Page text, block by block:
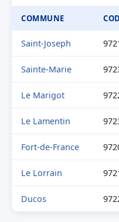
COMMUNE
Saint-Joseph
Sainte-Marie
Le Marigot
Le Lamentin
Fort-de-France
Le Lorrain
Ducos